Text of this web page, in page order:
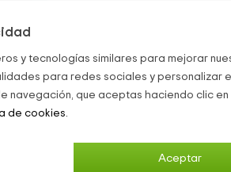
y tecnologías similares para mejorar
para redes sociales y personalizar
navegación, que aceptas haciendo clic
de cookies.
Aceptar
La Solana de Jaca -
0 opiniones